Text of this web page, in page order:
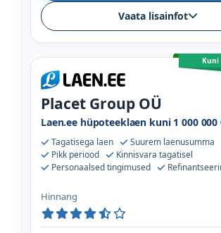
Vaata lisainfot
Kuni
Placet Group OÜ
Laen.ee hüpoteeklaen kuni 1 000 000
Tagatisega laen
Suurem laenusumma
Pikk periood
Kinnisvara tagatisel
Personaalsed tingimused
Hinnang